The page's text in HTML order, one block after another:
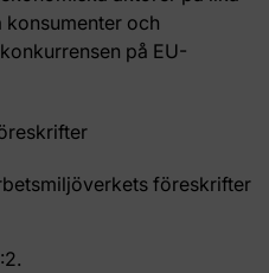
och
på EU-
föreskrifter